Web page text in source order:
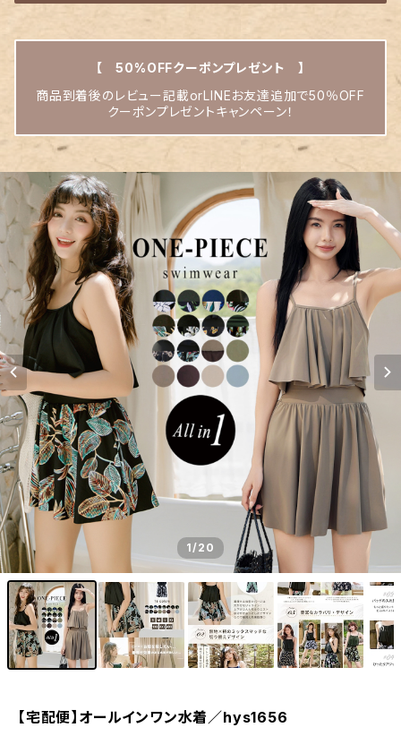
【 50%OFFクーポンプレゼント 】
商品到着後のレビュー記載orLINEお友達追加で50％OFF
クーポンプレゼントキャンペーン！
1/20
【宅配便】オールインワン水着／hys1656